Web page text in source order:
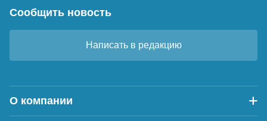
Сообщить новость
Написать в редакцию
О компании